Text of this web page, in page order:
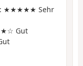
: ★★★★★ Sehr
Gut